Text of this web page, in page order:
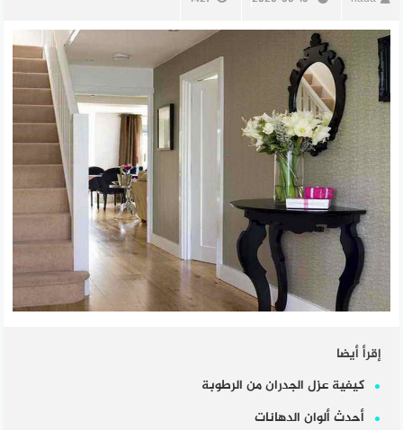
إقرأ أيضا
كيفية عزل الجدران من الرطوبة
أحدث ألوان الدهانات